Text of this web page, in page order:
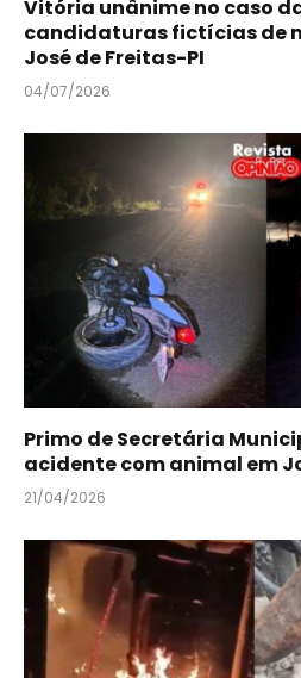
Vitória unânime no caso
candidaturas fictícias de
José de Freitas-PI
04/07/2026
Primo de Secretária
acidente com animal em
21/04/2026